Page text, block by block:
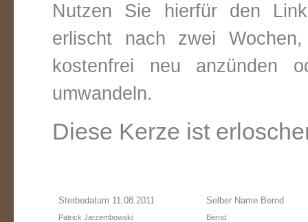
Nutzen Sie hierfür den
erlischt nach zwei
kostenfrei neu anzünden
umwandeln.
Diese Kerze ist
Sterbedatum 11.08.2011
Patrick Jarzembowski
Selber Name Bernd
Bernd